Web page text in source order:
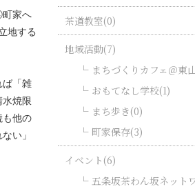
家へ
地する
ば「雑
水焼限
も他の
い」
茶道教室(0)
地域活動(7)
まちづくりカフェ＠東
おもてなし学校(1)
まち歩き(0)
町家保存(3)
イベント(6)
五条坂茶わん坂ネット